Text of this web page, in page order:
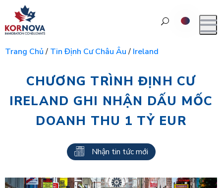
Trang Chủ/ Tin Định Cư Châu Âu/ Ireland
CHƯƠNG TRÌNH ĐỊNH CƯ
IRELAND GHI NHẬN DẤU MỐC
DOANH THU 1 TỶ EUR
Nhận tin tức mới